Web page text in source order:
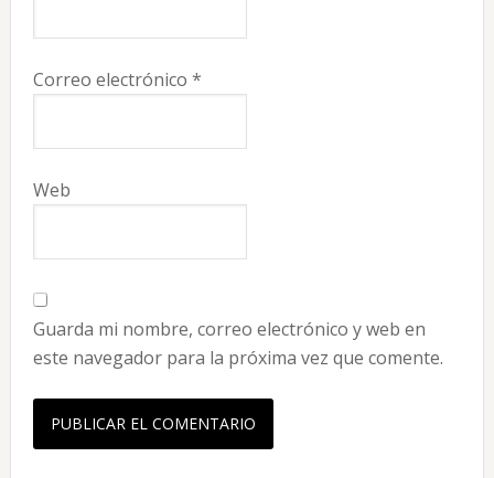
Correo electrónico *
Web
Guarda mi nombre, correo electrónico y web en
este navegador para la próxima vez que comente.